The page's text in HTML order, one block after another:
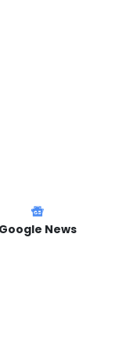
Google News